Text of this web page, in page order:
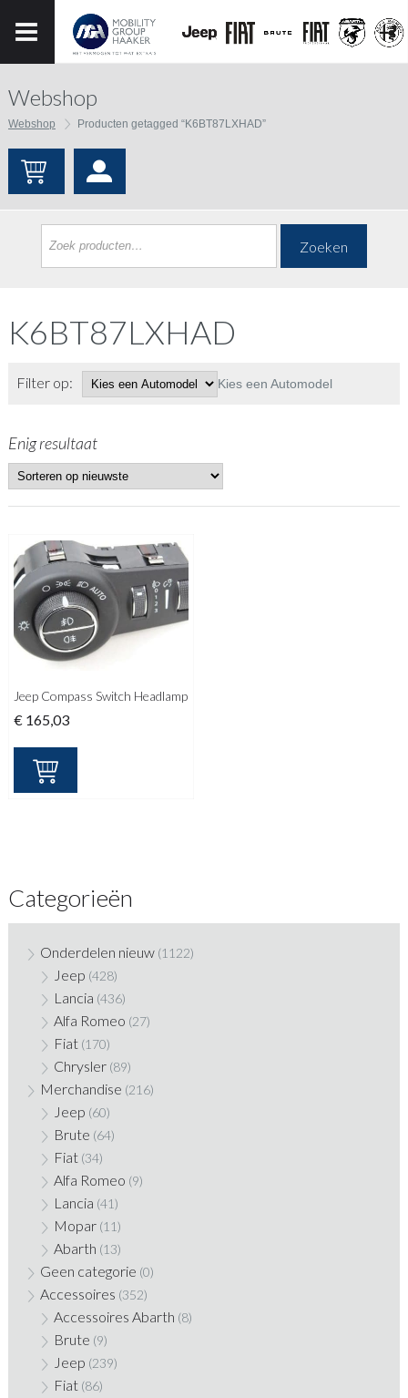
Webshop
Webshop Producten getagged “K6BT87LXHAD”
Zoeken
K6BT87LXHAD
Filter op: Kies een Automodel
Enig resultaat
Jeep Compass Switch Headlamp
€ 165,03
Categorieën
Onderdelen nieuw (1122)
Jeep (428)
Lancia (436)
Alfa Romeo (27)
Fiat (170)
Chrysler (89)
Merchandise (216)
Jeep (60)
Brute (64)
Fiat (34)
Alfa Romeo (9)
Lancia (41)
Mopar (11)
Abarth (13)
Geen categorie (0)
Accessoires (352)
Accessoires Abarth (8)
Brute (9)
Jeep (239)
Fiat (86)